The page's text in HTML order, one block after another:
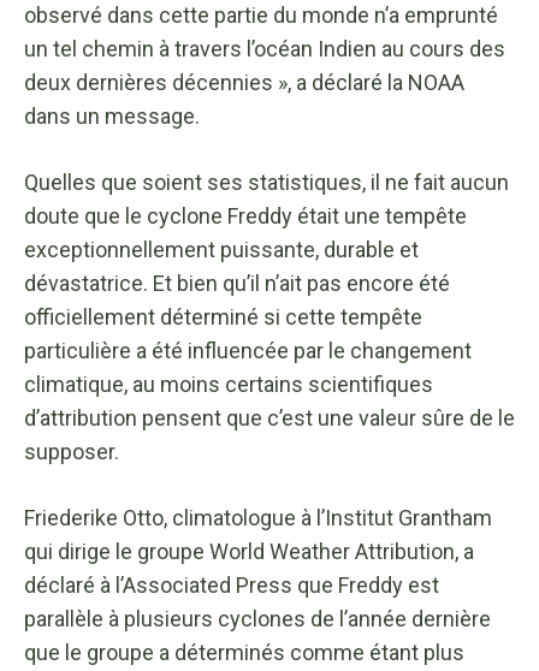
observé dans cette partie du monde n’a emprunté
un tel chemin à travers l’océan Indien au cours des
deux dernières décennies », a déclaré la NOAA
dans un message.
Quelles que soient ses statistiques, il ne fait aucun
doute que le cyclone Freddy était une tempête
exceptionnellement puissante, durable et
dévastatrice. Et bien qu’il n’ait pas encore été
officiellement déterminé si cette tempête
particulière a été influencée par le changement
climatique, au moins certains scientifiques
d’attribution pensent que c’est une valeur sûre de le
supposer.
Friederike Otto, climatologue à l’Institut Grantham
qui dirige le groupe World Weather Attribution, a
déclaré à l’Associated Press que Freddy est
parallèle à plusieurs cyclones de l’année dernière
que le groupe a déterminés comme étant plus